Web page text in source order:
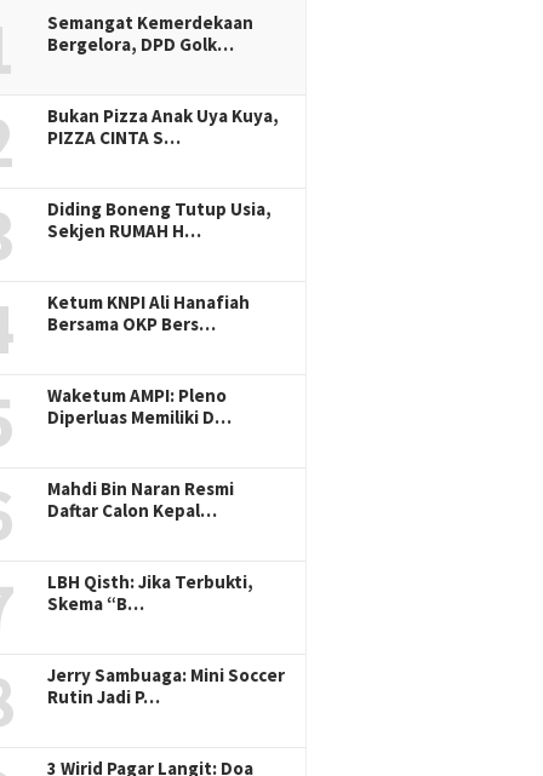
Semangat Kemerdekaan
Bergelora, DPD Golk…
Bukan Pizza Anak Uya Kuya,
PIZZA CINTA S…
Diding Boneng Tutup Usia,
Sekjen RUMAH H…
Ketum KNPI Ali Hanafiah
Bersama OKP Bers…
Waketum AMPI: Pleno
Diperluas Memiliki D…
Mahdi Bin Naran Resmi
Daftar Calon Kepal…
LBH Qisth: Jika Terbukti,
Skema “B…
Jerry Sambuaga: Mini Soccer
Rutin Jadi P…
3 Wirid Pagar Langit: Doa